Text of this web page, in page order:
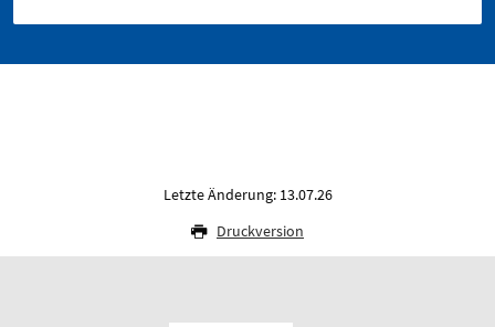
Letzte Änderung: 13.07.26
Druckversion